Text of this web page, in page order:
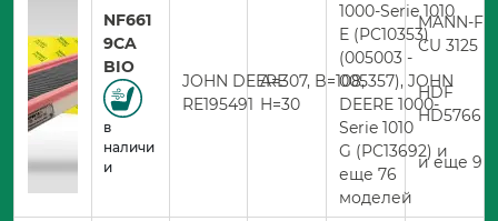
NF661
9CA
BIO
в
наличи
и
JOHN DEERE
RE195491
A=307, B=108,
H=30
1000-Serie 1010
E (PC10353)
(005003 -
005357), JOHN
DEERE 1000-
Serie 1010
G (PC13692) и
еще 76
моделей
MANN-
CU 3125
HDF
HD5766
и еще 9